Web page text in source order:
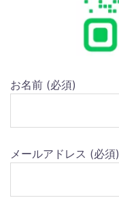
お名前 (必須)
メールアドレス (必須)